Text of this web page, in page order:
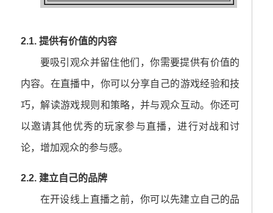
2.1. 提供有价值的内容
要吸引观众并留住他们，你需要提供有价值的
内容。在直播中，你可以分享自己的游戏经验和技
巧，解读游戏规则和策略，并与观众互动。你还可
以邀请其他优秀的玩家参与直播，进行对战和讨
论，增加观众的参与感。
2.2. 建立自己的品牌
在开设线上直播之前，你可以先建立自己的品